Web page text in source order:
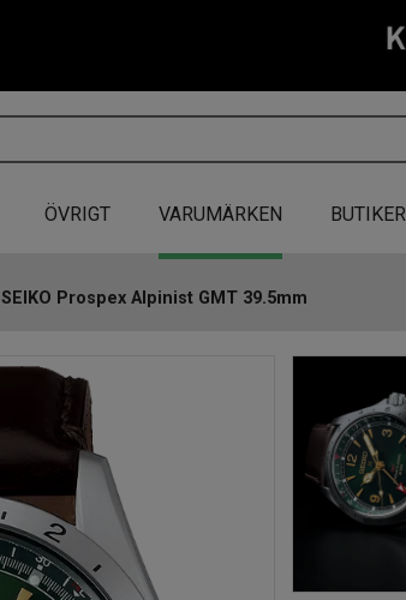
ÖVRIGT VARUMÄRKEN BUTIKER
SEIKO Prospex Alpinist GMT 39.5mm